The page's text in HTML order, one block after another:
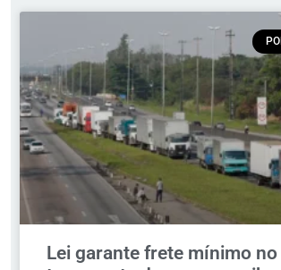
Lei garante frete mínimo no